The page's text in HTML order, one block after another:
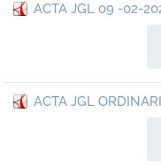
ACTA JGL 09 -02-
ACTA JGL